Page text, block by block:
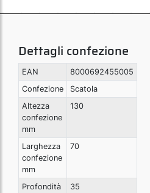
Dettagli confezione
EAN
8000692455005
Confezione
Scatola
Altezza
confezione
mm
130
Larghezza
confezione
mm
70
Profondità
35